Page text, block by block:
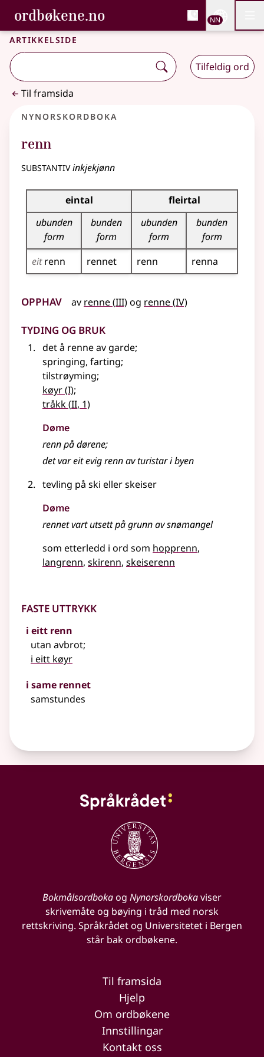
Gå til hovudinnhald
Tilgjenge
ordbøkene.no, Bokmålsordboka og
Bokmålsordboka og Nynorskordboka
NN
Artikkelside
Tilfeldig ord
Til framsida
Nynorskordboka
renn
substantivinkjekjønn
Bøyningstabell for dette substantivet
eintal
fleirtal
ubunden
form
bunden
form
ubunden
form
bunden
form
eitrenn rennet renn renna
Opphav av renne(3
III)og renne(4
IV)
Tyding og bruk
det å renne av garde;
springing, farting;
tilstrøyming;
køyr(1
I);
tråkk(2
II, 1)
Døme
renn på dørene;
det var eit evig renn av turistar i byen
tevling på ski ellerskeiser
Døme
rennet vart utsett på grunn av snømangel
som etterledd i ord som hopprenn
langrenn skirenn skeiserenn
Faste uttrykk
i eitt renn
utan avbrot;
i eitt køyr
i same rennet
samstundes
Bokmålsordbokaog Nynorskordbokaviser
skrivemåte og bøying i tråd med norsk
rettskriving. Språkrådet og Universitetet i Bergen
står bak ordbøkene.
Til framsida
Hjelp
Om ordbøkene
Innstillingar
Kontakt oss